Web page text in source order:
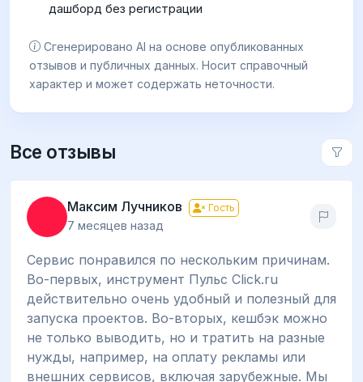
дашборд без регистрации
Сгенерировано AI на основе опубликованных
отзывов и публичных данных. Носит справочный
характер и может содержать неточности.
Все отзывы
Максим Лучников Гость
7 месяцев назад
Сервис понравился по нескольким причинам.
Во-первых, инструмент Пульс Click.ru
действительно очень удобный и полезный для
запуска проектов. Во-вторых, кешбэк можно
не только выводить, но и тратить на разные
нужды, например, на оплату рекламы или
внешних сервисов, включая зарубежные. Мы